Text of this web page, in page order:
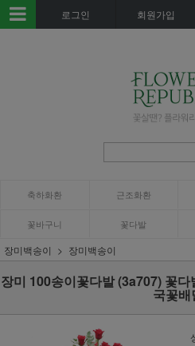
로그인 회원가입
축하화환 근조화환
꽃바구니 꽃다발
장미백송이 장미백송이
장미 100송이꽃다발 (3a707) 꽃
국꽃배